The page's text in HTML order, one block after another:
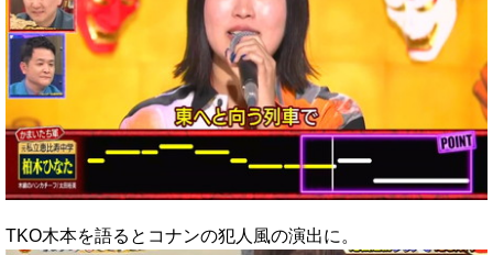
TKO木本を語るとコナンの犯人風の演出に。